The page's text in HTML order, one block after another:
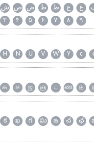
ش ص ض ط ظ ع غ
۳ ۴ ۵ ۶ ۷ ۸ ۹
H N U V W Y c
க ச ஜ ஞ ட ண த
క ఖ గ ఘ ఙ చ ఛ